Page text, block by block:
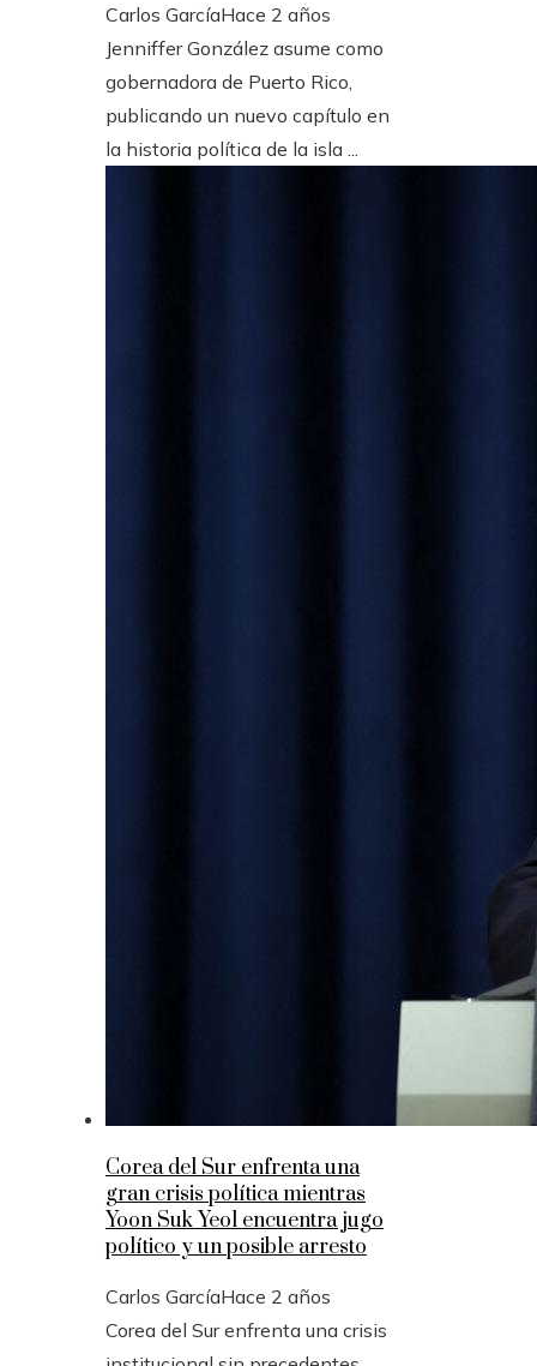
Carlos GarcíaHace 2 años
Jenniffer González asume como
gobernadora de Puerto Rico,
publicando un nuevo capítulo en
la historia política de la isla ...
Corea del Sur enfrenta una
gran crisis política mientras
Yoon Suk Yeol encuentra jugo
político y un posible arresto
Carlos GarcíaHace 2 años
Corea del Sur enfrenta una crisis